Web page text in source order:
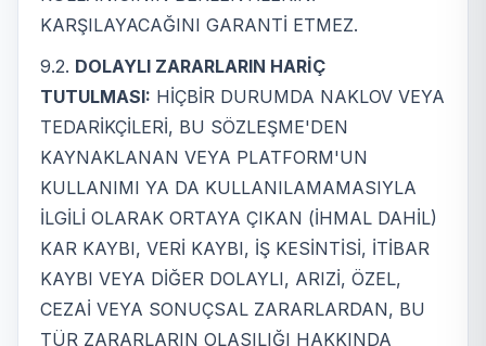
KARŞILAYACAĞINI GARANTİ ETMEZ.
9.2. DOLAYLI ZARARLARIN HARİÇ
TUTULMASI: HİÇBİR DURUMDA NAKLOV VEYA
TEDARİKÇİLERİ, BU SÖZLEŞME'DEN
KAYNAKLANAN VEYA PLATFORM'UN
KULLANIMI YA DA KULLANILAMAMASIYLA
İLGİLİ OLARAK ORTAYA ÇIKAN (İHMAL DAHİL)
KAR KAYBI, VERİ KAYBI, İŞ KESİNTİSİ, İTİBAR
KAYBI VEYA DİĞER DOLAYLI, ARIZİ, ÖZEL,
CEZAİ VEYA SONUÇSAL ZARARLARDAN, BU
TÜR ZARARLARIN OLASILIĞI HAKKINDA